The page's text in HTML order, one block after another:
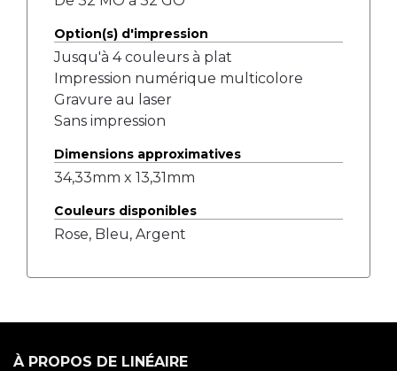
Option(s) d'impression
Jusqu'à 4 couleurs à plat
Impression numérique multicolore
Gravure au laser
Sans impression
Dimensions approximatives
34,33mm x 13,31mm
Couleurs disponibles
Rose, Bleu, Argent
À PROPOS DE LINÉAIRE